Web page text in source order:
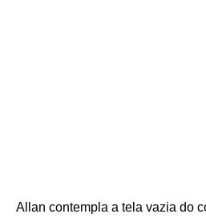
Allan contempla a tela vazia do